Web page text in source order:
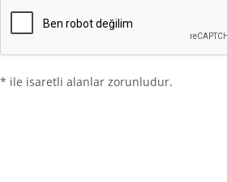
* ile isaretli alanlar zorunludur.